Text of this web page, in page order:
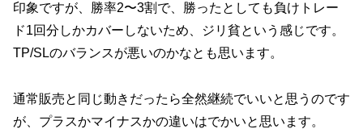
印象ですが、勝率2〜3割で、勝ったとしても負けトレー
ド1回分しかカバーしないため、ジリ貧という感じです。
TP/SLのバランスが悪いのかなとも思います。
通常販売と同じ動きだったら全然継続でいいと思うのです
が、プラスかマイナスかの違いはでかいと思います。